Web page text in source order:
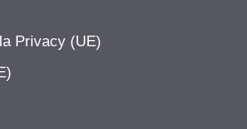
Privacy (UE)